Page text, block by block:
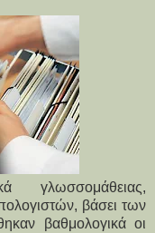
γλωσσομάθειας,
βάσει των
βαθμολογικά οι